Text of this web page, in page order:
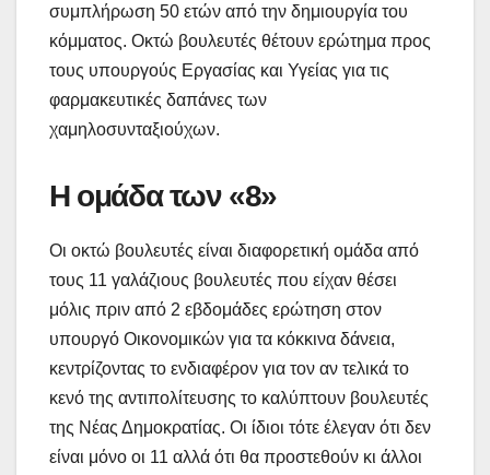
συμπλήρωση 50 ετών από την δημιουργία του
κόμματος. Οκτώ βουλευτές θέτουν ερώτημα προς
τους υπουργούς Εργασίας και Υγείας για τις
φαρμακευτικές δαπάνες των
χαμηλοσυνταξιούχων.
Η ομάδα των «8»
Οι οκτώ βουλευτές είναι διαφορετική ομάδα από
τους 11 γαλάζιους βουλευτές που είχαν θέσει
μόλις πριν από 2 εβδομάδες ερώτηση στον
υπουργό Οικονομικών για τα κόκκινα δάνεια,
κεντρίζοντας το ενδιαφέρον για τον αν τελικά το
κενό της αντιπολίτευσης το καλύπτουν βουλευτές
της Νέας Δημοκρατίας. Οι ίδιοι τότε έλεγαν ότι δεν
είναι μόνο οι 11 αλλά ότι θα προστεθούν κι άλλοι